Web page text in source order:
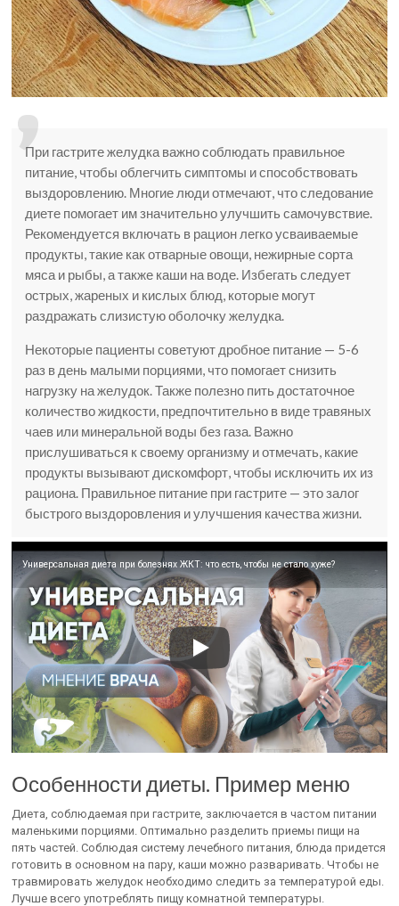
При гастрите желудка важно соблюдать правильное
питание, чтобы облегчить симптомы и способствовать
выздоровлению. Многие люди отмечают, что следование
диете помогает им значительно улучшить самочувствие.
Рекомендуется включать в рацион легко усваиваемые
продукты, такие как отварные овощи, нежирные сорта
мяса и рыбы, а также каши на воде. Избегать следует
острых, жареных и кислых блюд, которые могут
раздражать слизистую оболочку желудка.
Некоторые пациенты советуют дробное питание — 5-6
раз в день малыми порциями, что помогает снизить
нагрузку на желудок. Также полезно пить достаточное
количество жидкости, предпочтительно в виде травяных
чаев или минеральной воды без газа. Важно
прислушиваться к своему организму и отмечать, какие
продукты вызывают дискомфорт, чтобы исключить их из
рациона. Правильное питание при гастрите — это залог
быстрого выздоровления и улучшения качества жизни.
Универсальная диета при болезнях ЖКТ: что есть, чтобы не стало хуже?
Особенности диеты. Пример меню
Диета, соблюдаемая при гастрите, заключается в частом питании
маленькими порциями. Оптимально разделить приемы пищи на
пять частей. Соблюдая систему лечебного питания, блюда придется
готовить в основном на пару, каши можно разваривать. Чтобы не
травмировать желудок необходимо следить за температурой еды.
Лучше всего употреблять пищу комнатной температуры.